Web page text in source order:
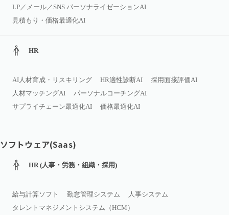
LP／メール／SNS パーソナライゼーションAI
見積もり・価格最適化AI
HR
AI人材育成・リスキリング HR適性診断AI
採用面接評価AI
人材マッチングAI
パーソナルコーチングAI
サプライチェーン最適化AI
価格最適化AI
ソフトウェア(Saas)
HR (人事・労務・組織・採用)
給与計算ソフト 勤怠管理システム
人事システム
タレントマネジメントシステム（HCM）